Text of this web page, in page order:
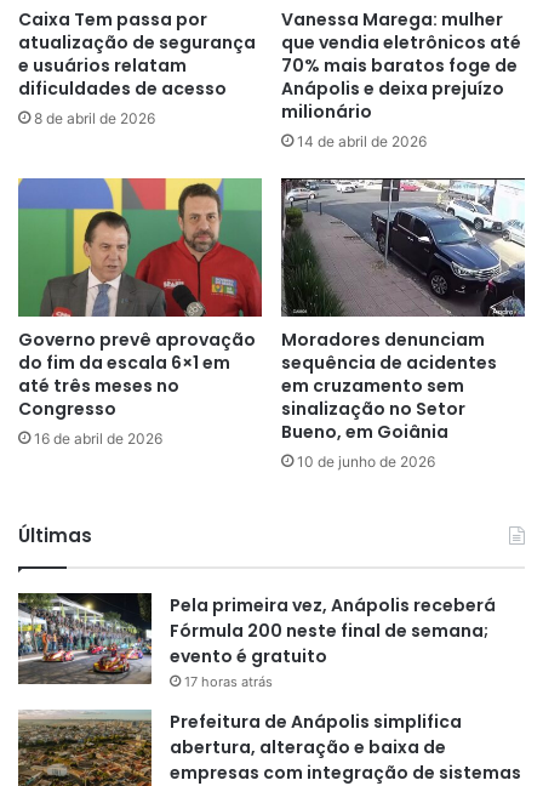
Caixa Tem passa por
atualização de segurança
e usuários relatam
dificuldades de acesso
8 de abril de 2026
Vanessa Marega: mulher
que vendia eletrônicos até
70% mais baratos foge de
Anápolis e deixa prejuízo
milionário
14 de abril de 2026
Governo prevê aprovação
do fim da escala 6×1 em
até três meses no
Congresso
16 de abril de 2026
Moradores denunciam
sequência de acidentes
em cruzamento sem
sinalização no Setor
Bueno, em Goiânia
10 de junho de 2026
Últimas
Pela primeira vez, Anápolis receberá
Fórmula 200 neste final de semana;
evento é gratuito
17 horas atrás
Prefeitura de Anápolis simplifica
abertura, alteração e baixa de
empresas com integração de sistemas